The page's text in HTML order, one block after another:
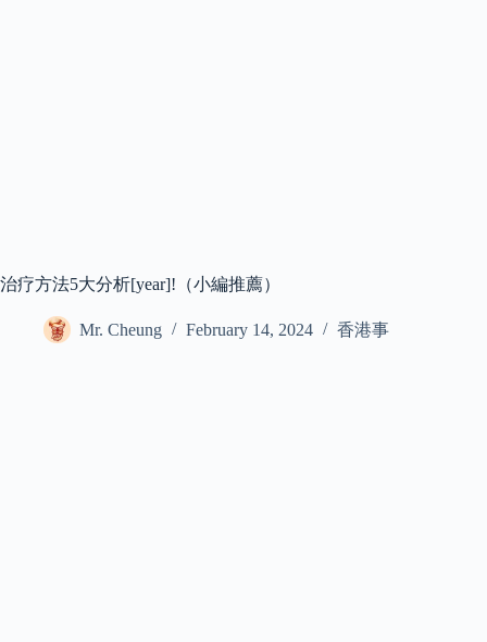
治疗方法5大分析[year]!（小編推薦）
Mr. Cheung February 14, 2024 香港事